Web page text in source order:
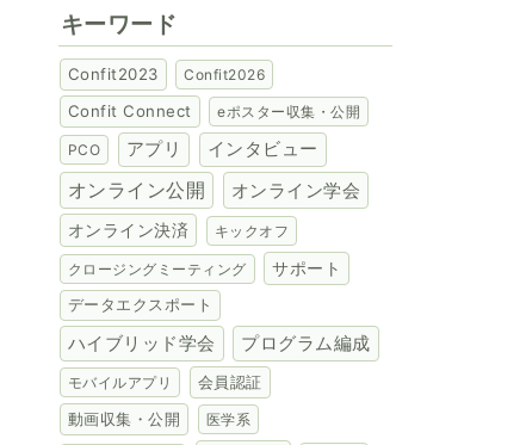
キーワード
Confit2023 Confit2026
Confit Connect eポスター収集・公開
PCO アプリ インタビュー
オンライン公開 オンライン学会
オンライン決済 キックオフ
クロージングミーティング サポート
データエクスポート
ハイブリッド学会 プログラム編成
モバイルアプリ
会員認証
動画収集・公開
医学系